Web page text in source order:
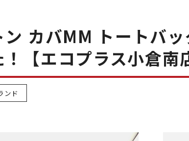
ン カバMM トートバ
【エコプラス小倉南
ンド